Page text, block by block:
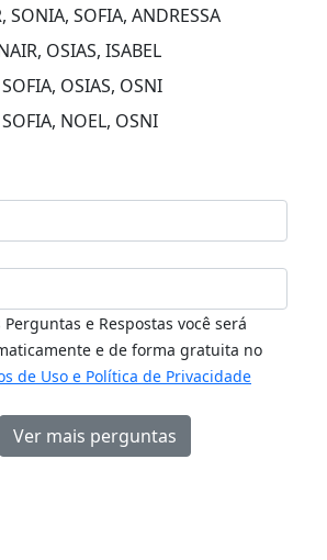
SONIA, SOFIA, ANDRESSA
OSIAS, ISABEL
OSIAS, OSNI
NOEL, OSNI
e Respostas você será
e de forma gratuita no
de Uso e Política de Privacidade
Ver mais perguntas